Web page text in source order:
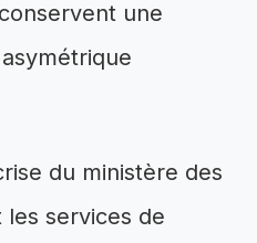
une
du ministère des
services de